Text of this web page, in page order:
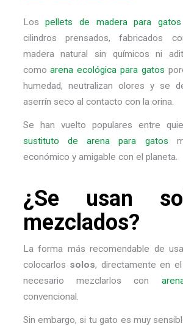
Lospellets de madera para gatos
cilindros prensados, fabricados
madera natural sin químicos ni
como arena ecológica para gatos
humedad, neutralizan olores y se
aserrín seco al contacto con la orina.
Se han vuelto populares entre
sustituto de arena para gatos
económico y amigable con el planeta.
¿Se usan
mezclados?
La forma más recomendable de
colocarlos solos, directamente en
necesario mezclarlos con
convencional.
Sin embargo, si tu gato es muy